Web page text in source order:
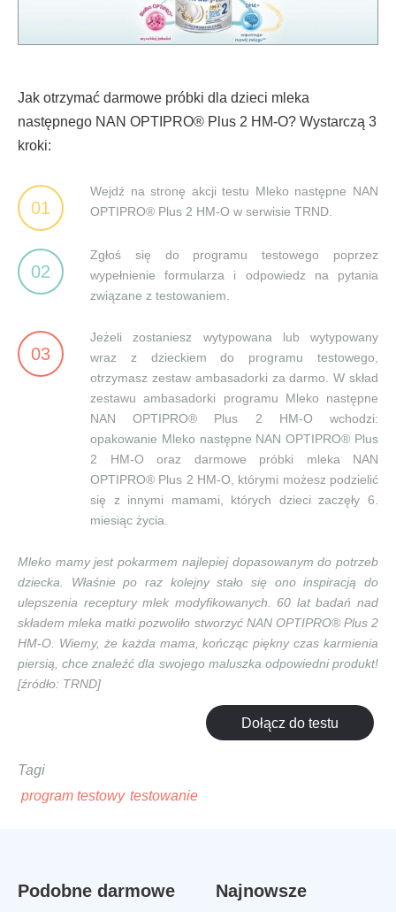
Jak otrzymać darmowe próbki dla dzieci mleka
następnego NAN OPTIPRO® Plus 2 HM-O? Wystarczą 3
kroki:
01
Wejdź na stronę akcji testu Mleko następne NAN
OPTIPRO® Plus 2 HM-O w serwisie TRND.
02
Zgłoś się do programu testowego poprzez
wypełnienie formularza i odpowiedz na pytania
związane z testowaniem.
03
Jeżeli zostaniesz wytypowana lub wytypowany
wraz z dzieckiem do programu testowego,
otrzymasz zestaw ambasadorki za darmo. W skład
zestawu ambasadorki programu Mleko następne
NAN OPTIPRO® Plus 2 HM-O wchodzi:
opakowanie Mleko następne NAN OPTIPRO® Plus
2 HM-O oraz darmowe próbki mleka NAN
OPTIPRO® Plus 2 HM-O, którymi możesz podzielić
się z innymi mamami, których dzieci zaczęły 6.
miesiąc życia.
Mleko mamy jest pokarmem najlepiej dopasowanym do potrzeb
dziecka. Właśnie po raz kolejny stało się ono inspiracją do
ulepszenia receptury mlek modyfikowanych. 60 lat badań nad
składem mleka matki pozwoliło stworzyć NAN OPTIPRO® Plus 2
HM-O. Wiemy, że każda mama, kończąc piękny czas karmienia
piersią, chce znaleźć dla swojego maluszka odpowiedni produkt!
[źródło: TRND]
Dołącz do testu
Tagi
program testowy testowanie
Podobne darmowe
Najnowsze